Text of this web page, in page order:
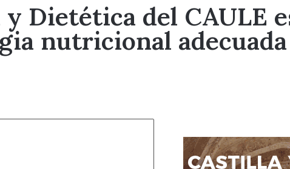
Dietética del CAULE
nutricional